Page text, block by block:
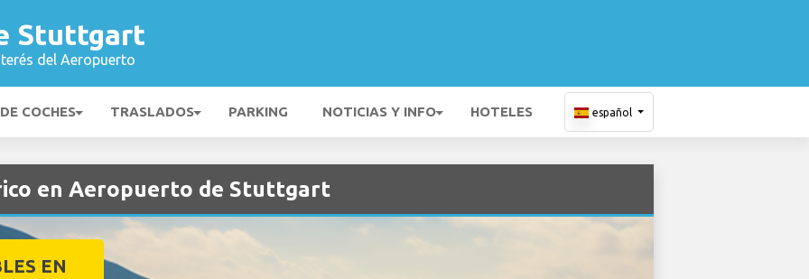
Stuttgart
del Aeropuerto
COCHES TRASLADOS PARKING NOTICIAS Y INFO HOTELES español
en Aeropuerto de Stuttgart
EN